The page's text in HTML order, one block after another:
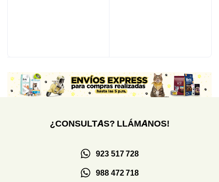
¿CONSULTAS? LLÁMANOS!
923 517 728
988 472 718